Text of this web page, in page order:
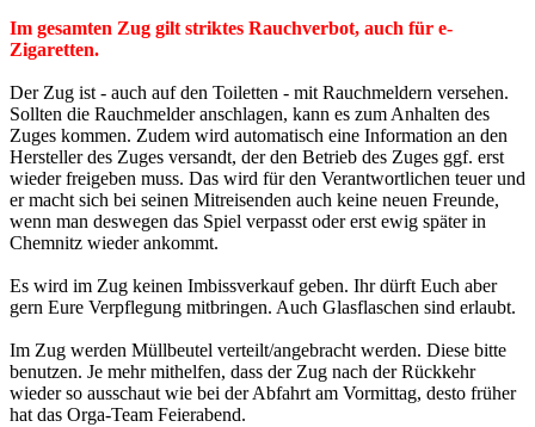
Im gesamten Zug gilt striktes Rauchverbot, auch für e-
Zigaretten.
Der Zug ist - auch auf den Toiletten - mit Rauchmeldern versehen.
Sollten die Rauchmelder anschlagen, kann es zum Anhalten des
Zuges kommen. Zudem wird automatisch eine Information an den
Hersteller des Zuges versandt, der den Betrieb des Zuges ggf. erst
wieder freigeben muss. Das wird für den Verantwortlichen teuer und
er macht sich bei seinen Mitreisenden auch keine neuen Freunde,
wenn man deswegen das Spiel verpasst oder erst ewig später in
Chemnitz wieder ankommt.
Es wird im Zug keinen Imbissverkauf geben. Ihr dürft Euch aber
gern Eure Verpflegung mitbringen. Auch Glasflaschen sind erlaubt.
Im Zug werden Müllbeutel verteilt/angebracht werden. Diese bitte
benutzen. Je mehr mithelfen, dass der Zug nach der Rückkehr
wieder so ausschaut wie bei der Abfahrt am Vormittag, desto früher
hat das Orga-Team Feierabend.